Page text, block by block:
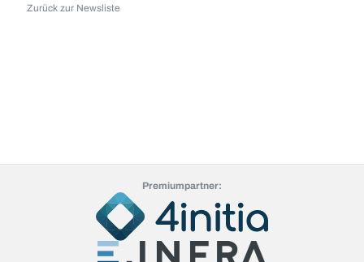
Zurück zur Newsliste
Premiumpartner: